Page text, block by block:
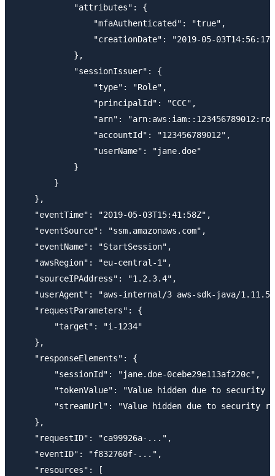
            "attributes": {
                "mfaAuthenticated": "true",
"creationDate": "2019-05-
            },
            "sessionIssuer": {
                "type": "Role",
                "principalId": "CCC",
"arn":
                "accountId": "123456789012",
                "userName": "jane.doe"
            }
        }
    },
    "eventTime": "2019-05-03T15:41:58Z",
    "eventSource": "ssm.amazonaws.com",
    "eventName": "StartSession",
    "awsRegion": "eu-central-1",
    "sourceIPAddress": "1.2.3.4",
"userAgent": "aws-internal/3 aws-sdk-java/
    "requestParameters": {
        "target": "i-1234"
    },
    "responseElements": {
        "sessionId": "jane.doe-0cebe29e113af220c",
"tokenValue": "Value hidden due to security
"streamUrl": "Value hidden due to security
    },
    "requestID": "ca99926a-...",
    "eventID": "f832760f-...",
    "resources": [